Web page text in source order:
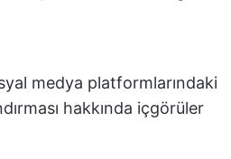
medya platformlarındaki
hakkında içgörüler